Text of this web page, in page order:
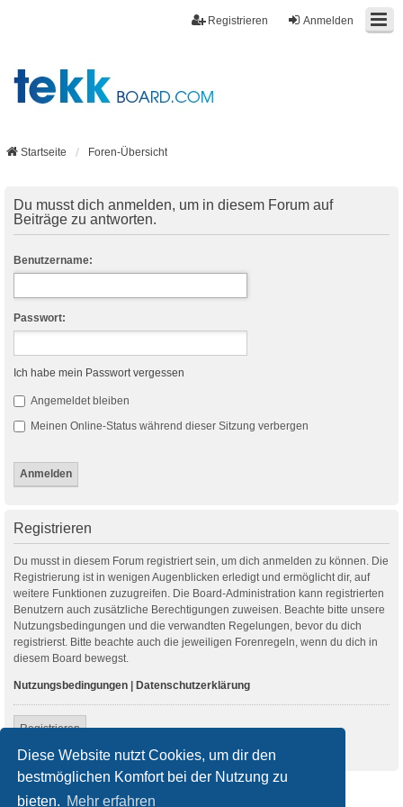
Diese Website nutzt Cookies, um dir den
bestmöglichen Komfort bei der Nutzung zu
bieten. Mehr erfahren
Anmelden
Registrieren
Startseite Foren-Übersicht
Du musst dich anmelden, um in diesem Forum auf
Beiträge zu antworten.
Benutzername:
Passwort:
Ich habe mein Passwort vergessen
Angemeldet bleiben
Meinen Online-Status während dieser Sitzung verbergen
Registrieren
Du musst in diesem Forum registriert sein, um dich anmelden zu können. Die
Registrierung ist in wenigen Augenblicken erledigt und ermöglicht dir, auf
weitere Funktionen zuzugreifen. Die Board-Administration kann registrierten
Benutzern auch zusätzliche Berechtigungen zuweisen. Beachte bitte unsere
Nutzungsbedingungen und die verwandten Regelungen, bevor du dich
registrierst. Bitte beachte auch die jeweiligen Forenregeln, wenn du dich in
diesem Board bewegst.
Nutzungsbedingungen | Datenschutzerklärung
Registrieren
Startseite Foren-Übersicht